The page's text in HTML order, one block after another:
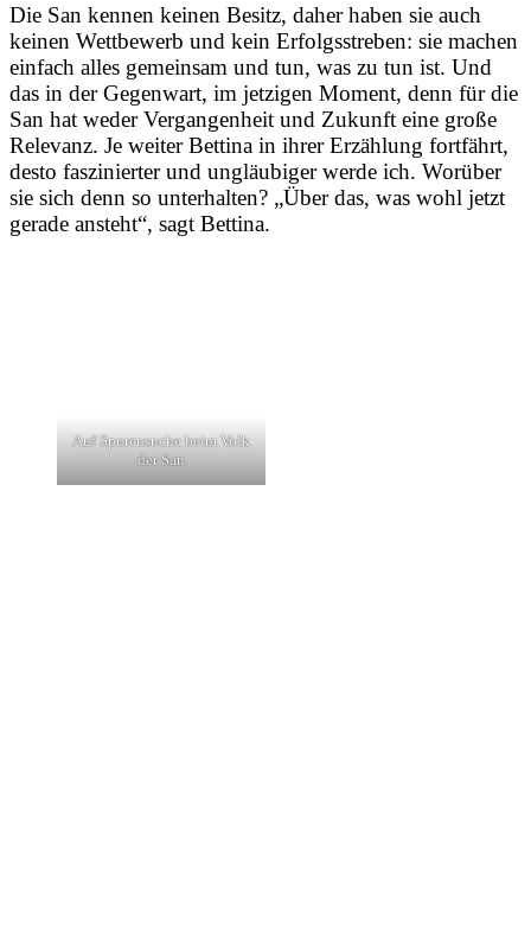
Die San kennen keinen Besitz, daher haben sie auch
keinen Wettbewerb und kein Erfolgsstreben: sie machen
einfach alles gemeinsam und tun, was zu tun ist. Und
das in der Gegenwart, im jetzigen Moment, denn für die
San hat weder Vergangenheit und Zukunft eine große
Relevanz. Je weiter Bettina in ihrer Erzählung fortfährt,
desto faszinierter und ungläubiger werde ich. Worüber
sie sich denn so unterhalten? „Über das, was wohl jetzt
gerade ansteht“, sagt Bettina.
Auf Spurensuche beim Volk
der San